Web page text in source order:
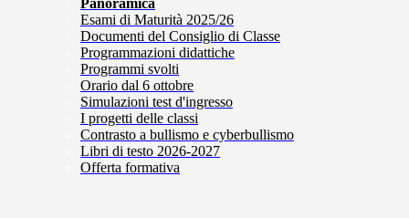
Panoramica
Esami di Maturità 2025/26
Documenti del Consiglio di Classe
Programmazioni didattiche
Programmi svolti
Orario dal 6 ottobre
Simulazioni test d'ingresso
I progetti delle classi
Contrasto a bullismo e cyberbullismo
Libri di testo 2026-2027
Offerta formativa